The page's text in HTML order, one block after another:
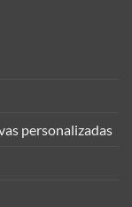
personalizadas